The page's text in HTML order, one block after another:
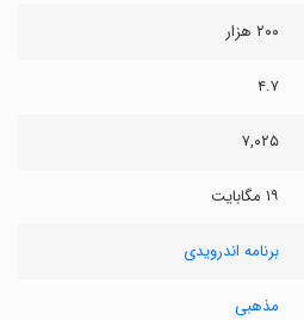
۲۰۰ هزار
۴.۷
۷,۰۲۵
۱۹ مگابایت
برنامه اندرویدی
مذهبی